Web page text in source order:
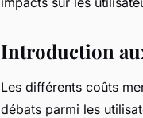
Introduction
Les différents coûts
débats parmi les